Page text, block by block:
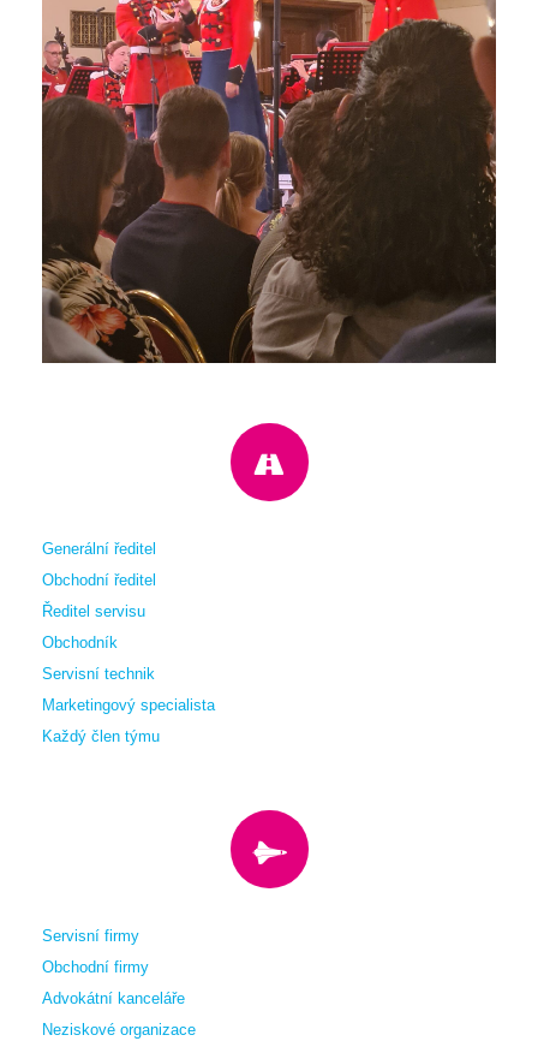
Generální ředitel
Obchodní ředitel
Ředitel servisu
Obchodník
Servisní technik
Marketingový specialista
Každý člen týmu
Servisní firmy
Obchodní firmy
Advokátní kanceláře
Neziskové organizace